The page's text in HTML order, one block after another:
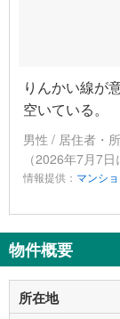
りんかい線が
空いている。
男性 / 居住者・
（2026年7月7日
情報提供： マンシ
物件概要
所在地